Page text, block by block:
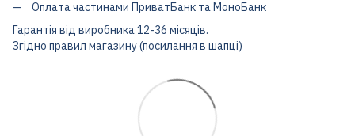
Оплата частинами ПриватБанк та МоноБанк
Гарантія від виробника 12-36 місяців.
Згідно правил магазину (посилання в шапці)